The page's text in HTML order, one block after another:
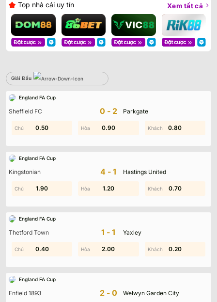
Top nhà cái uy tín Xem tất cả
Giải Đấu
England FA Cup
Sheffield FC 0-2 Parkgate
0.40 0.70 1.80
0.50 0.90 0.80
England FA Cup
Kingstonian 4-1 Hastings United
0.60 0.70 0.10
1.90 1.20 0.70
England FA Cup
Thetford Town 1-1 Yaxley
1.40 1.70 0.30
0.40 2.00 0.20
England FA Cup
Enfield 1893 2-0 Welwyn Garden City
Sbobet
Không có dữ liệu vui lòng chọn bộ lọc khác